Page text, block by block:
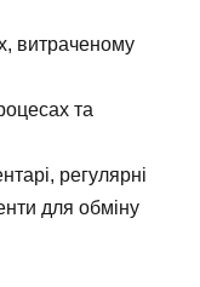
витраченому
та
регулярні
для обміну